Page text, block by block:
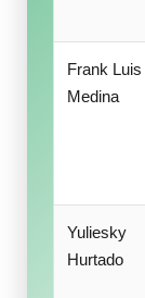
Frank Luis
Medina
Yuliesky
Hurtado